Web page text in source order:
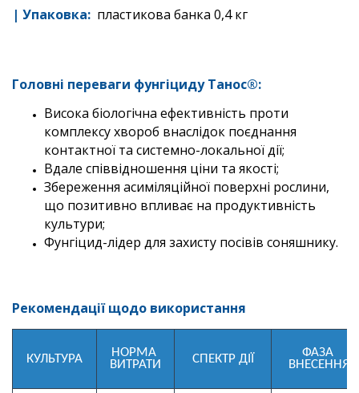
| Упаковка: пластикова банка 0,4 кг
Головні переваги фунгіцидуТанос®:
Висока біологічна ефективність проти
комплексу хвороб внаслідок поєднання
контактної та системно-локальної дії;
Вдале співвідношення ціни та якості;
Збереження асиміляційної поверхні рослини,
що позитивно впливає на продуктивність
культури;
Фунгіцид-лідер для захисту посівів соняшнику.
Рекомендації щодо використання
КУЛЬТУРА
НОРМА
ВИТРАТИ
СПЕКТР ДІЇ
ФАЗА
ВНЕСЕННЯ